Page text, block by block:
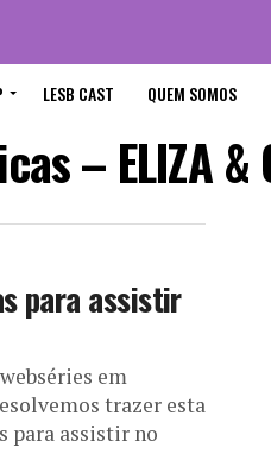
LESB CAST QUEM SOMOS
– ELIZA &
para assistir
em
trazer esta
para assistir no